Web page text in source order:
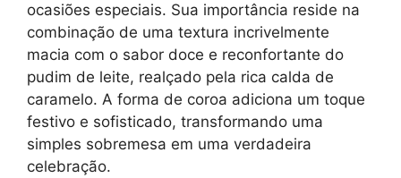
ocasiões especiais. Sua importância reside na
combinação de uma textura incrivelmente
macia com o sabor doce e reconfortante do
pudim de leite, realçado pela rica calda de
caramelo. A forma de coroa adiciona um toque
festivo e sofisticado, transformando uma
simples sobremesa em uma verdadeira
celebração.